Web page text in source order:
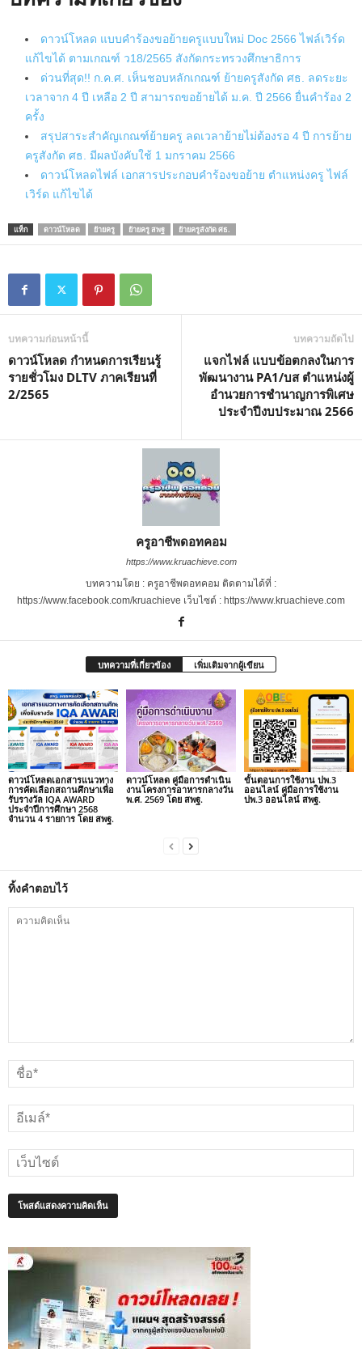
ดาวน์โหลด แบบคำร้องขอย้ายครูแบบใหม่ Doc 2566 ไฟล์เวิร์ด
แก้ไขได้ ตามเกณฑ์ ว18/2565 สังกัดกระทรวงศึกษาธิการ
ด่วนที่สุด!! ก.ค.ศ. เห็นชอบหลักเกณฑ์ ย้ายครูสังกัด ศธ. ลดระยะ
เวลาจาก 4 ปี เหลือ 2 ปี สามารถขอย้ายได้ ม.ค. ปี 2566 ยื่นคำร้อง 2
ครั้ง
สรุปสาระสำคัญเกณฑ์ย้ายครู ลดเวลาย้ายไม่ต้องรอ 4 ปี การย้าย
ครูสังกัด ศธ. มีผลบังคับใช้ 1 มกราคม 2566
ดาวน์โหลดไฟล์ เอกสารประกอบคำร้องขอย้าย ตำแหน่งครู ไฟล์
เวิร์ด แก้ไขได้
แท็ก ดาวน์โหลด ย้ายครู ย้ายครู สพฐ ย้ายครูสังกัด ศธ.
บทความก่อนหน้านี้
ดาวน์โหลด กำหนดการเรียนรู้
รายชั่วโมง DLTV ภาคเรียนที่
2/2565
บทความถัดไป
แจกไฟล์ แบบข้อตกลงในการ
พัฒนางาน PA1/บส ตำแหน่งผู้
อำนวยการชำนาญการพิเศษ
ประจำปีงบประมาณ 2566
ครูอาชีพดอทคอม
https://www.kruachieve.com
บทความโดย : ครูอาชีพดอทคอม ติดตามได้ที่ :
https://www.facebook.com/kruachieve เว็บไซต์ : https://www.kruachieve.com
บทความที่เกี่ยวข้อง เพิ่มเติมจากผู้เขียน
ดาวน์โหลดเอกสารแนวทาง
การคัดเลือกสถานศึกษาเพื่อ
รับรางวัล IQA AWARD
ประจำปีการศึกษา 2568
จำนวน 4 รายการ โดย สพฐ.
ดาวน์โหลด คู่มือการดำเนิน
งานโครงการอาหารกลางวัน
พ.ศ. 2569 โดย สพฐ.
ขั้นตอนการใช้งาน ปพ.3
ออนไลน์ คู่มือการใช้งาน
ปพ.3 ออนไลน์ สพฐ.
ทิ้งคำตอบไว้